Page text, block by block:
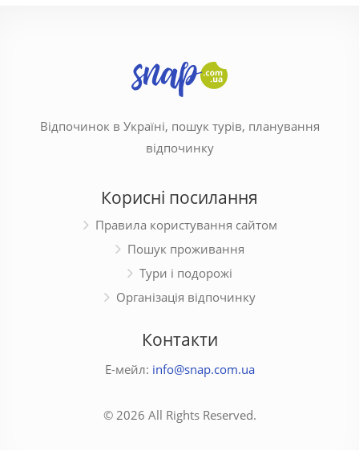
Відпочинок в Україні, пошук турів, планування
відпочинку
Корисні посилання
Правила користування сайтом
Пошук проживання
Тури і подорожі
Організація відпочинку
Контакти
Е-мейл: info@snap.com.ua
© 2026 All Rights Reserved.